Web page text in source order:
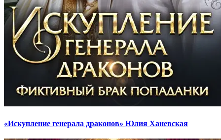
«Искупление генерала драконов» Юлия Ханевская